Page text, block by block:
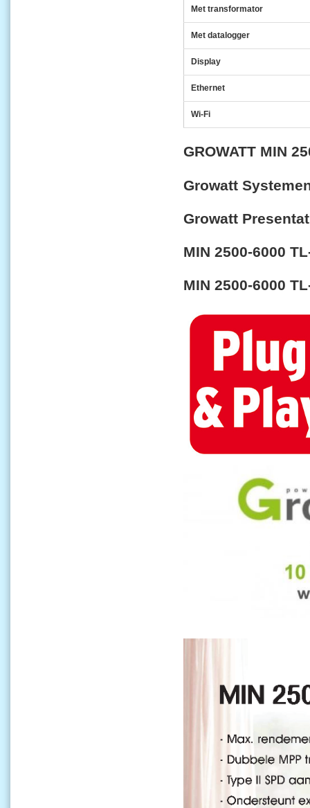
Met transformator
Met datalogger
Display
Ethernet
Wi-Fi
GROWATT MIN
Growatt
Growatt
MIN 2500-6000
MIN 2500-6000